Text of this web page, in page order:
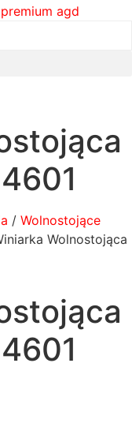
/ Wolnostojące
Wolnostojąca